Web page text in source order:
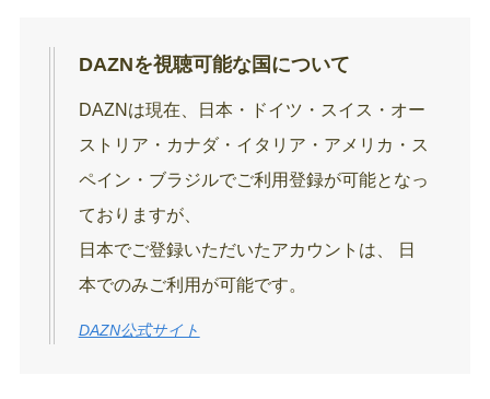
DAZNを視聴可能な国について
DAZNは現在、日本・ドイツ・スイス・オー
ストリア・カナダ・イタリア・アメリカ・ス
ペイン・ブラジルでご利用登録が可能となっ
ておりますが、
日本でご登録いただいたアカウントは、 日
本でのみご利用が可能です。
DAZN公式サイト